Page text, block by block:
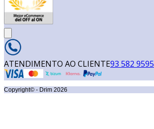
ATENDIMENTO AO CLIENTE93 582 9595
Copyright© - Drim 2026